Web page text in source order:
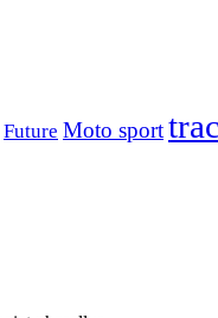
Future Moto sport